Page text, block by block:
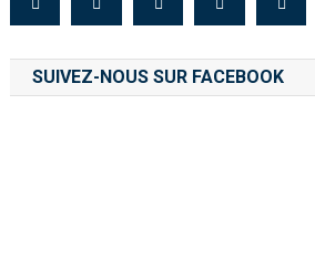
SUIVEZ-NOUS SUR FACEBOOK